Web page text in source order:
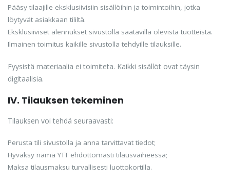
Pääsy tilaajille eksklusiivisiin sisällöihin ja toimintoihin, jotka
löytyvät asiakkaan tililtä.
Eksklusiiviset alennukset sivustolla saatavilla olevista tuotteista.
Ilmainen toimitus kaikille sivustolla tehdyille tilauksille.
Fyysistä materiaalia ei toimiteta. Kaikki sisällöt ovat täysin
digitaalisia.
IV. Tilauksen tekeminen
Tilauksen voi tehdä seuraavasti:
Perusta tili sivustolla ja anna tarvittavat tiedot;
Hyväksy nämä YTT ehdottomasti tilausvaiheessa;
Maksa tilausmaksu turvallisesti luottokortilla.